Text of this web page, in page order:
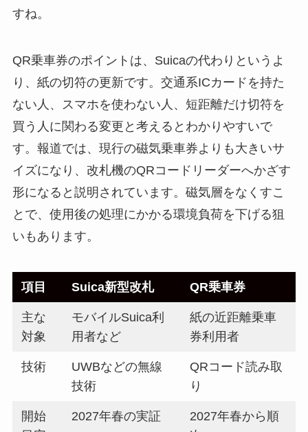
すね。
QR乗車券のポイントは、Suicaの代わりというよ
り、紙の切符の更新です。交通系ICカードを持た
ない人、スマホを使わない人、短距離だけ切符を
買う人に関わる変更と考えるとわかりやすいで
す。報道では、現行の磁気乗車券よりも大きいサ
イズになり、改札機のQRコードリーダーへかざす
形になると説明されています。磁気層をなくすこ
とで、使用後の処理にかかる環境負荷を下げる狙
いもあります。
項目 Suica新型改札 QR乗車券
主な
対象
モバイルSuica利
用者など
紙の近距離乗車
券利用者
技術
UWBなどの無線
技術
QRコード読み取
り
開始
2027年春の実証
2027年春から順